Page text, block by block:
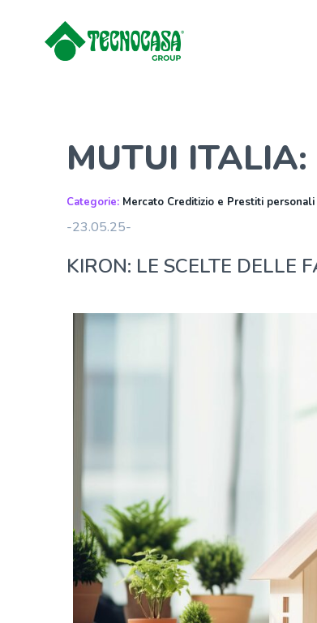
MUTUI
Categorie: Mercato Creditizio e Prestiti personali
-23.05.25-
KIRON: LE SCELTE DELLE